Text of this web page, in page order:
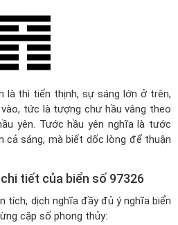
là thì tiến thịnh, sự sáng lớn ở trên,
tức là tượng chư hầu vâng theo
yên. Tước hầu yên nghĩa là tước
cả sáng, mà biết dốc lòng để thuận
tiết của biển số 97326
tích, dịch nghĩa đầy đủ ý nghĩa biển
cặp số phong thủy: